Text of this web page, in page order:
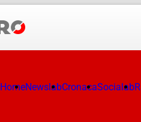
HomeNewslabCronacaSocialab